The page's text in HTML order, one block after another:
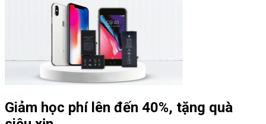
Giảm học phí lên đến 40%, tặng quà